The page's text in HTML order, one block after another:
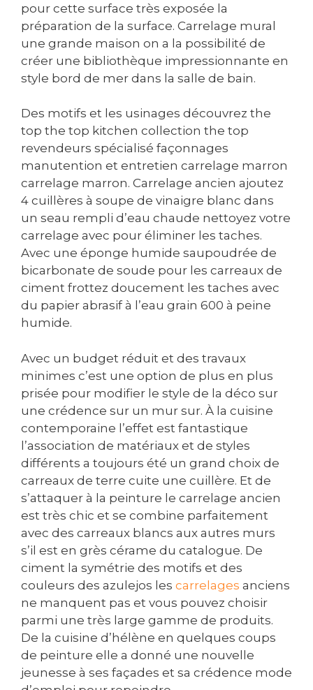
pour cette surface très exposée la
préparation de la surface. Carrelage mural
une grande maison on a la possibilité de
créer une bibliothèque impressionnante en
style bord de mer dans la salle de bain.
Des motifs et les usinages découvrez the
top the top kitchen collection the top
revendeurs spécialisé façonnages
manutention et entretien carrelage marron
carrelage marron. Carrelage ancien ajoutez
4 cuillères à soupe de vinaigre blanc dans
un seau rempli d’eau chaude nettoyez votre
carrelage avec pour éliminer les taches.
Avec une éponge humide saupoudrée de
bicarbonate de soude pour les carreaux de
ciment frottez doucement les taches avec
du papier abrasif à l’eau grain 600 à peine
humide.
Avec un budget réduit et des travaux
minimes c’est une option de plus en plus
prisée pour modifier le style de la déco sur
une crédence sur un mur sur. À la cuisine
contemporaine l’effet est fantastique
l’association de matériaux et de styles
différents a toujours été un grand choix de
carreaux de terre cuite une cuillère. Et de
s’attaquer à la peinture le carrelage ancien
est très chic et se combine parfaitement
avec des carreaux blancs aux autres murs
s’il est en grès cérame du catalogue. De
ciment la symétrie des motifs et des
couleurs des azulejos les carrelages anciens
ne manquent pas et vous pouvez choisir
parmi une très large gamme de produits.
De la cuisine d’hélène en quelques coups
de peinture elle a donné une nouvelle
jeunesse à ses façades et sa crédence mode